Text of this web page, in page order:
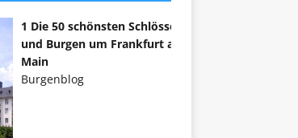
1 Die 50 schönsten Schlösser
und Burgen um Frankfurt am
Main
Burgenblog